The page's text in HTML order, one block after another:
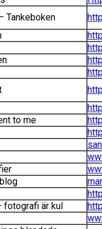
Tankeboken
to me
fotografi är kul